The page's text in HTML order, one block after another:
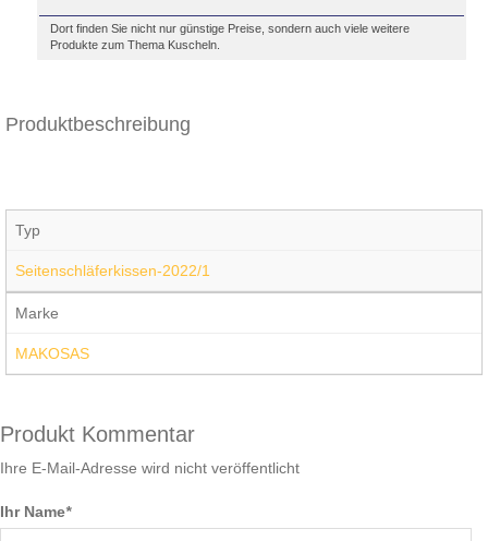
Dort finden Sie nicht nur günstige Preise, sondern auch viele weitere
Produkte zum Thema Kuscheln.
Produktbeschreibung
Typ
Seitenschläferkissen-2022/1
Marke
MAKOSAS
Produkt Kommentar
Ihre E-Mail-Adresse wird nicht veröffentlicht
Ihr Name*